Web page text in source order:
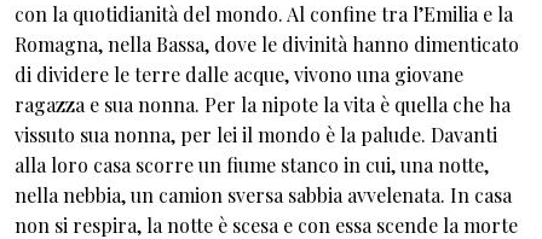
con la quotidianità del mondo. Al confine tra l’Emilia e la
Romagna, nella Bassa, dove le divinità hanno dimenticato
di dividere le terre dalle acque, vivono una giovane
ragazza e sua nonna. Per la nipote la vita è quella che ha
vissuto sua nonna, per lei il mondo è la palude. Davanti
alla loro casa scorre un fiume stanco in cui, una notte,
nella nebbia, un camion sversa sabbia avvelenata. In casa
non si respira, la notte è scesa e con essa scende la morte